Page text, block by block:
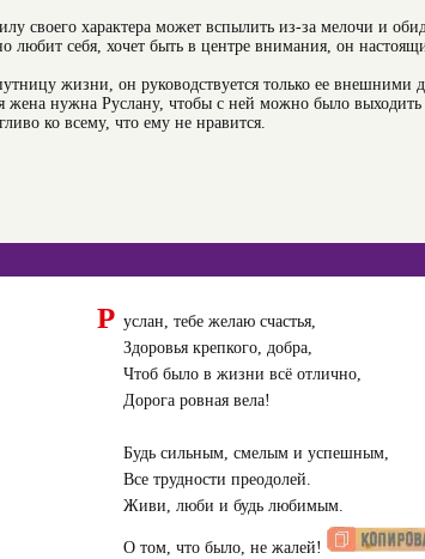
характера может вспылить из-за мелочи и
любит себя, хочет быть в центре внимания, он
жизни, он руководствуется только ее внешними
жена нужна Руслану, чтобы с ней можно было выходить
ко всему, что ему не нравится.
Р услан, тебе желаю счастья,
Здоровья крепкого, добра,
Чтоб было в жизни всё отлично,
Дорога ровная вела!
Будь сильным, смелым и успешным,
Все трудности преодолей.
Живи, люби и будь любимым.
О том, что было, не жалей!